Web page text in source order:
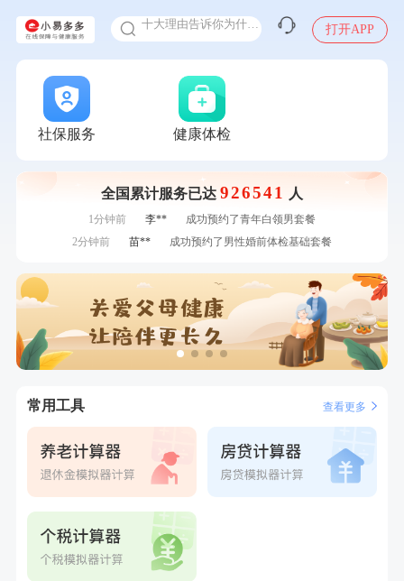
感染人偏肺病毒就会得肺炎吗
入职体检在线预约
甲状腺癌怎么筛查
打开APP
社保服务 健康体检
全国累计服务已达 926541 人
7分钟前 李**
购买了七年五季黑咖啡速溶低脂无添加蔗糖美式咖啡粉
24g*2盒
7分钟前
成功预约了坐班族体检套餐（男）
成功预约了女性VIP体检套餐
成功预约了女性VIP体检套餐
1分钟前
潘*
购买了美的1.5L电热水壶HJ1522
1分钟前
李**
成功预约了青年白领男套餐
2分钟前
苗**
成功预约了男性婚前体检基础套餐
4分钟前
购买了BP3颈椎热敷枕
4分钟前
苗**
成功预约了男性婚前体检基础套餐
6分钟前
陈**
成功预约了精英体检套餐
购买了姚朵朵-1000g粗粮生活礼盒
7分钟前
成功预约了坐班族体检套餐（男）
刚刚
成功预约了女性VIP体检套餐
常用工具 查看更多